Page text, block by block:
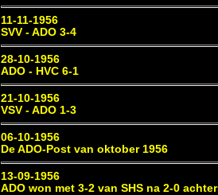
11-11-1956
SVV - ADO 3-4
28-10-1956
ADO - HVC 6-1
21-10-1956
VSV - ADO 1-3
06-10-1956
De ADO-Post van oktober 1956
13-09-1956
ADO won met 3-2 van SHS na 2-0